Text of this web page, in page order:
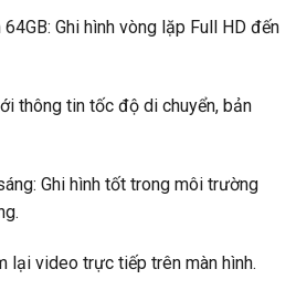
Ghi hình vòng lặp Full HD đến
thông tin tốc độ di chuyển, bản
Ghi hình tốt trong môi trường
lại video trực tiếp trên màn hình.